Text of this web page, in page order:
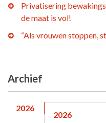
Privatisering
de maat is vol!
“Als vrouwen stoppen,
Archief
2026
2026